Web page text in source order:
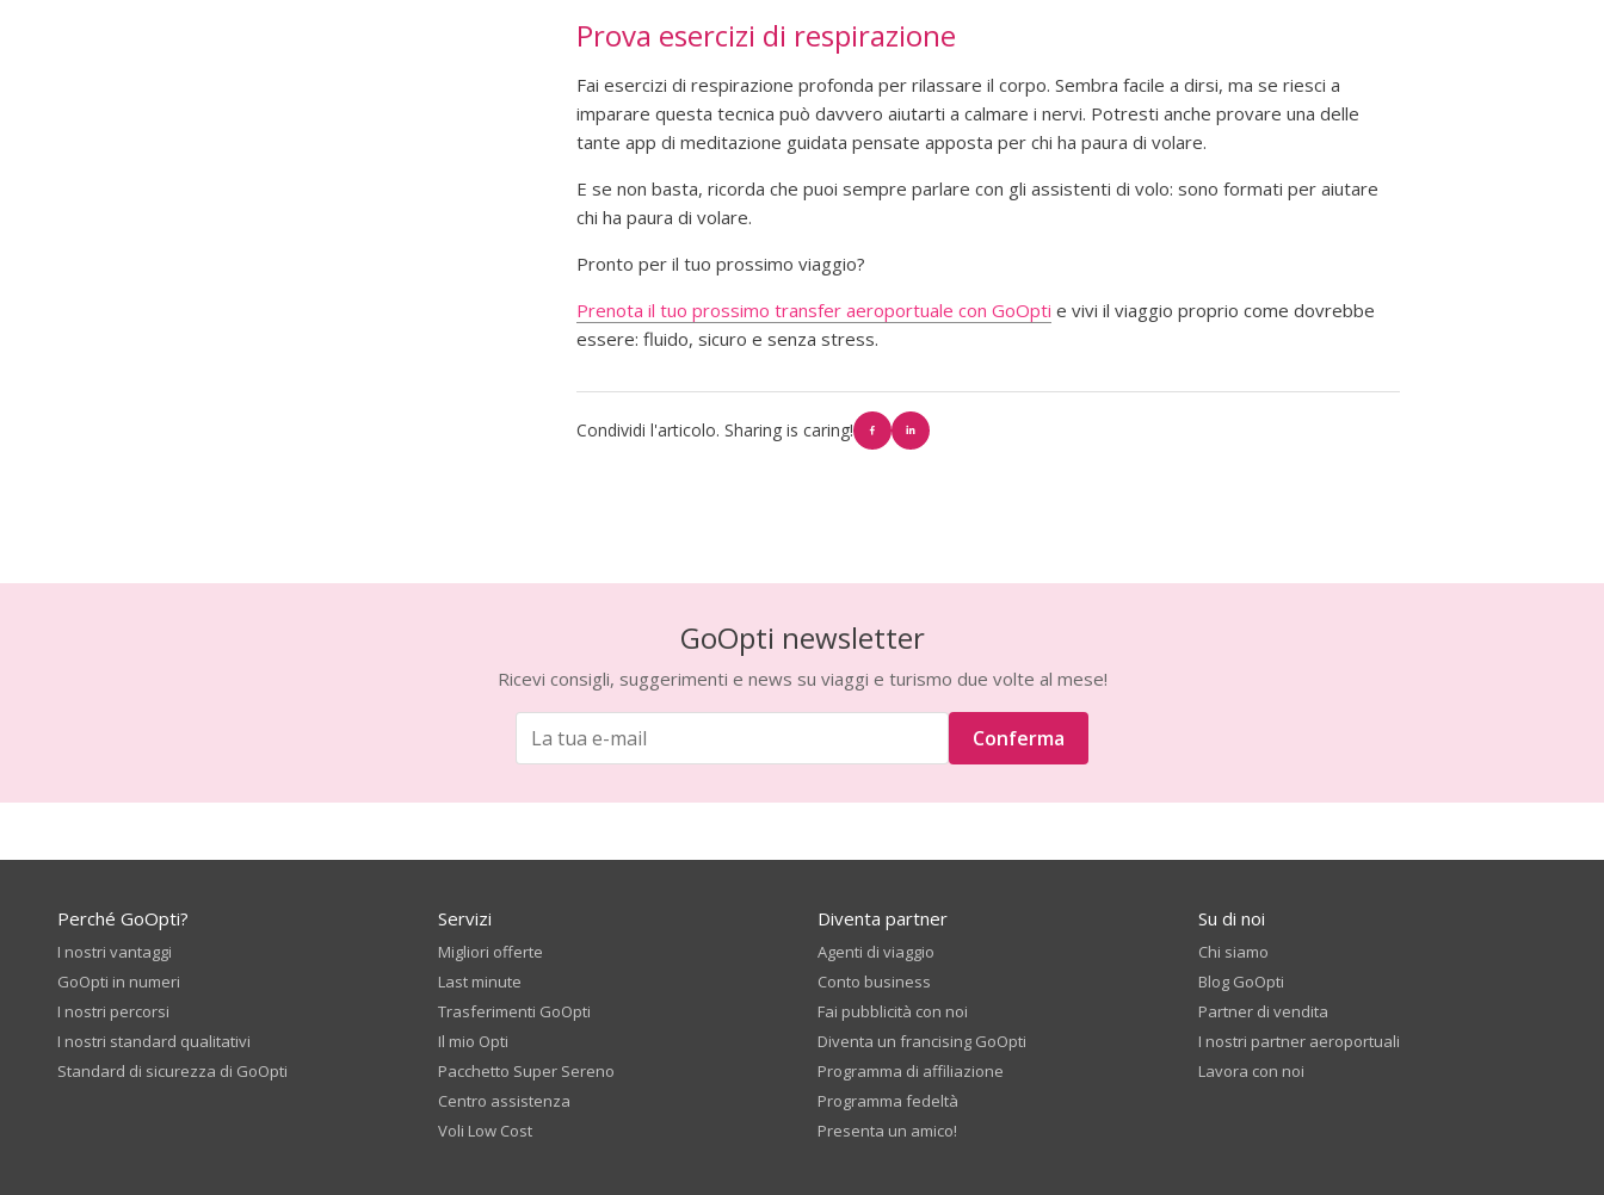
Prova esercizi di respirazione
Fai esercizi di respirazione profonda per rilassare il corpo. Sembra facile a dirsi, ma se riesci a
imparare questa tecnica può davvero aiutarti a calmare i nervi. Potresti anche provare una delle
tante app di meditazione guidata pensate apposta per chi ha paura di volare.
E se non basta, ricorda che puoi sempre parlare con gli assistenti di volo: sono formati per aiutare
chi ha paura di volare.
Pronto per il tuo prossimo viaggio?
Prenota il tuo prossimo transfer aeroportuale con GoOpti e vivi il viaggio proprio come dovrebbe
essere: fluido, sicuro e senza stress.
Condividi l'articolo. Sharing is caring!
GoOpti newsletter
Ricevi consigli, suggerimenti e news su viaggi e turismo due volte al mese!
Conferma
Perché GoOpti?
I nostri vantaggi
GoOpti in numeri
I nostri percorsi
I nostri standard qualitativi
Standard di sicurezza di GoOpti
Servizi
Migliori offerte
Last minute
Trasferimenti GoOpti
Il mio Opti
Pacchetto Super Sereno
Centro assistenza
Voli Low Cost
Diventa partner
Agenti di viaggio
Conto business
Fai pubblicità con noi
Diventa un francising GoOpti
Programma di affiliazione
Programma fedeltà
Presenta un amico!
Su di noi
Chi siamo
Blog GoOpti
Partner di vendita
I nostri partner aeroportuali
Lavora con noi